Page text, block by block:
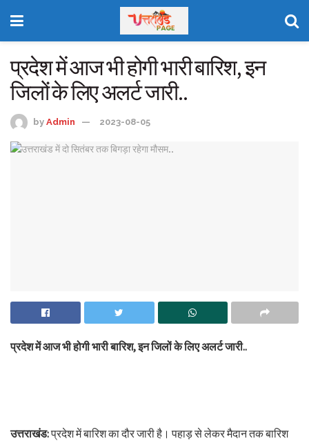
प्रदेश में आज भी होगी भारी बारिश, इन
जिलों के लिए अलर्ट जारी..
by Admin 2023-08-05
प्रदेश में आज भी होगी भारी बारिश, इन जिलों के लिए अलर्ट जारी..
उत्तराखंड:प्रदेश में बारिश का दौर जारी है। पहाड़ से लेकर मैदान तक बारिश